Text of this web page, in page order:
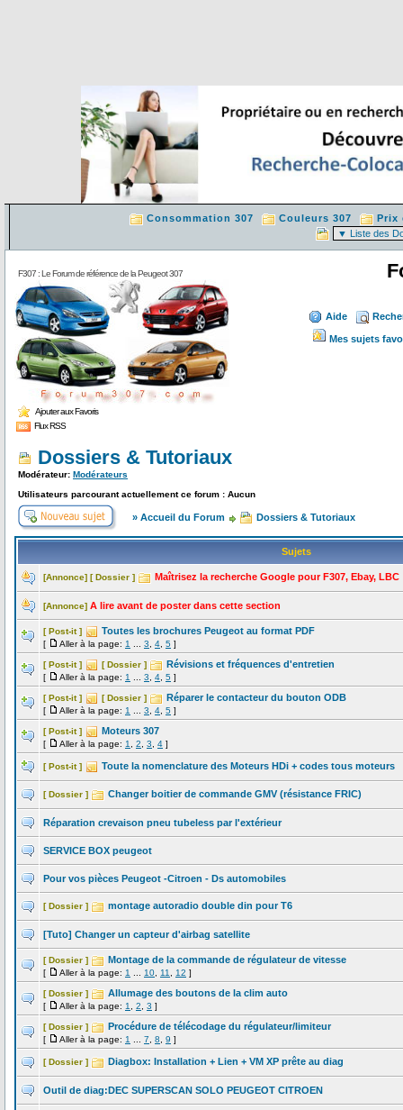
Consommation 307 Couleurs 307 Prix
F307 : Le Forum de référence de la Peugeot 307
Ajouter aux Favoris
Flux RSS
Aide
Mes sujets
Dossiers & Tutoriaux
Modérateur: Modérateurs
Utilisateurs parcourant actuellement ce forum : Aucun
» Accueil du Forum Dossiers & Tutoriaux
Sujets
[Annonce] [ Dossier ] Maîtrisez la recherche Google pour F307, Ebay, LBC
[Annonce] A lire avant de poster dans cette section
[ Post-it ] Toutes les brochures Peugeot au format PDF
[ Aller à la page: 1 3 4 5 ]
[ Post-it ] [ Dossier ] Révisions et fréquences d'entretien
[ Aller à la page: 1 3 4 5 ]
[ Post-it ] [ Dossier ] Réparer le contacteur du bouton ODB
[ Aller à la page: 1 3 4 5 ]
[ Post-it ] Moteurs 307
[ Aller à la page: 1 2 3 4 ]
[ Post-it ] Toute la nomenclature des Moteurs HDi + codes tous moteurs
[ Dossier ] Changer boitier de commande GMV (résistance FRIC)
Réparation crevaison pneu tubeless par l'extérieur
SERVICE BOX peugeot
Pour vos pièces Peugeot -Citroen - Ds automobiles
[ Dossier ] montage autoradio double din pour T6
[Tuto] Changer un capteur d'airbag satellite
[ Dossier ] Montage de la commande de régulateur de vitesse
[ Aller à la page: 1 10 11 12 ]
[ Dossier ] Allumage des boutons de la clim auto
[ Aller à la page: 1 2 3 ]
[ Dossier ] Procédure de télécodage du régulateur/limiteur
[ Aller à la page: 1 7 8 9 ]
[ Dossier ] Diagbox: Installation + Lien + VM XP prête au diag
Outil de diag:DEC SUPERSCAN SOLO PEUGEOT CITROEN